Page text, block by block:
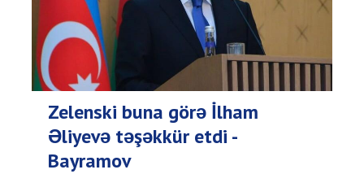
Zelenski buna görə İlham
Əliyevə təşəkkür etdi -
Bayramov